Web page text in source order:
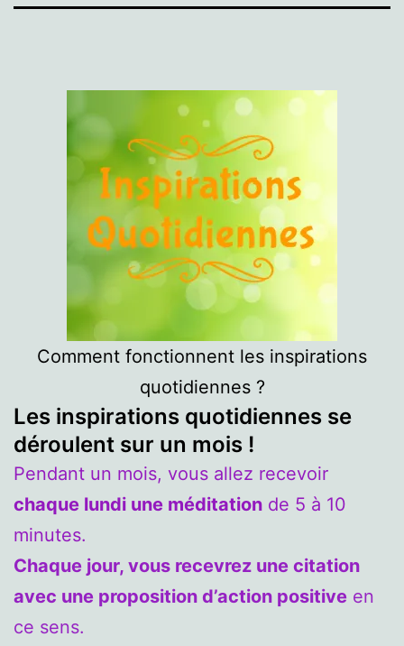
Comment fonctionnent les inspirations
quotidiennes ?
Les inspirations quotidiennes se
déroulent sur un mois !
Pendant un mois, vous allez recevoir
chaque lundi une méditation de 5 à 10
minutes.
Chaque jour, vous recevrez une citation
avec une proposition d’action positive en
ce sens.